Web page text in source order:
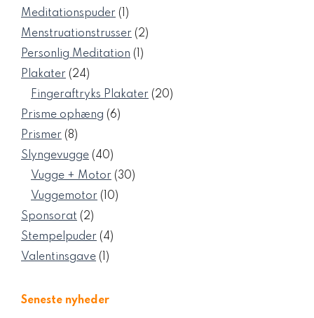
Meditationspuder
1
vare
Menstruationstrusser 22
Personlig Meditation
1
Plakater 2424
varer
Fingeraftryks Plakater 2020
Prisme ophæng 66
Prismer 88
varer
Slyngevugge 4040
varer
Vugge + Motor 3030
Vuggemotor 1010
Sponsorat 22
varer
Stempelpuder 44
Valentinsgave
1
Seneste nyheder